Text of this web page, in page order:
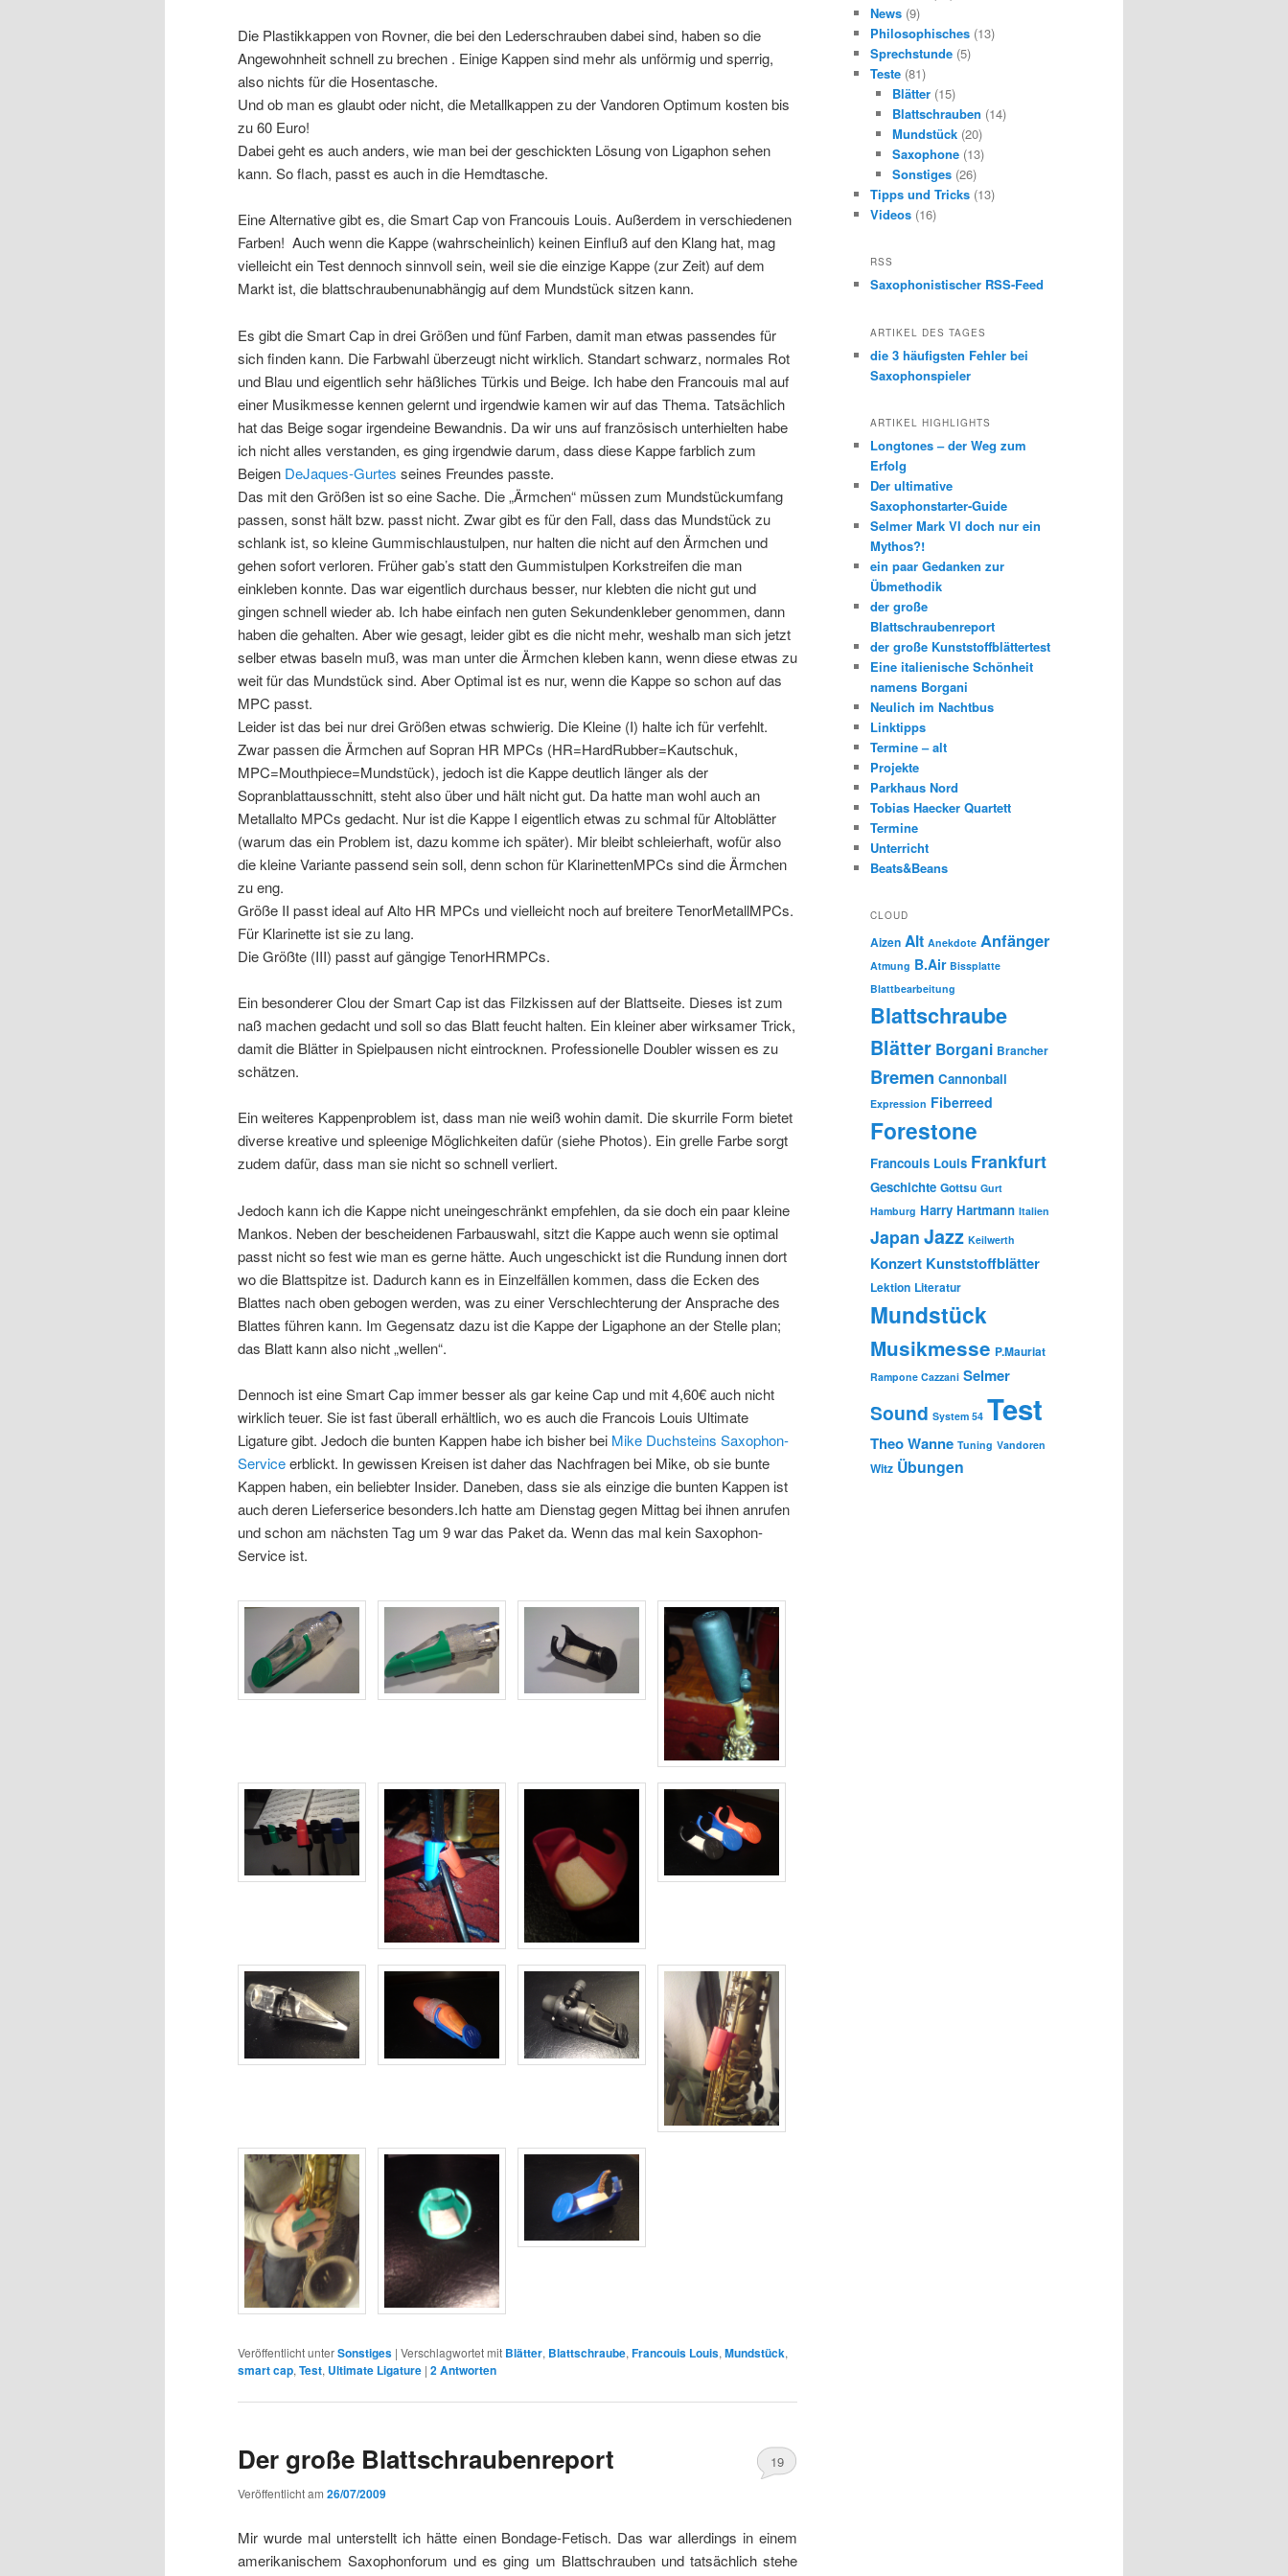
Die Plastikkappen von Rovner, die bei den Lederschrauben dabei sind, haben so die
Angewohnheit schnell zu brechen . Einige Kappen sind mehr als unförmig und sperrig,
also nichts für die Hosentasche.
Und ob man es glaubt oder nicht, die Metallkappen zu der Vandoren Optimum kosten bis
zu 60 Euro!
Dabei geht es auch anders, wie man bei der geschickten Lösung von Ligaphon sehen
kann. So flach, passt es auch in die Hemdtasche.
Eine Alternative gibt es, die Smart Cap von Francouis Louis. Außerdem in verschiedenen
Farben! Auch wenn die Kappe (wahrscheinlich) keinen Einfluß auf den Klang hat, mag
vielleicht ein Test dennoch sinnvoll sein, weil sie die einzige Kappe (zur Zeit) auf dem
Markt ist, die blattschraubenunabhängig auf dem Mundstück sitzen kann.
Es gibt die Smart Cap in drei Größen und fünf Farben, damit man etwas passendes für
sich finden kann. Die Farbwahl überzeugt nicht wirklich. Standart schwarz, normales Rot
und Blau und eigentlich sehr häßliches Türkis und Beige. Ich habe den Francouis mal auf
einer Musikmesse kennen gelernt und irgendwie kamen wir auf das Thema. Tatsächlich
hat das Beige sogar irgendeine Bewandnis. Da wir uns auf französisch unterhielten habe
ich nicht alles verstanden, es ging irgendwie darum, dass diese Kappe farblich zum
Beigen DeJaques-Gurtes seines Freundes passte.
Das mit den Größen ist so eine Sache. Die „Ärmchen“ müssen zum Mundstückumfang
passen, sonst hält bzw. passt nicht. Zwar gibt es für den Fall, dass das Mundstück zu
schlank ist, so kleine Gummischlaustulpen, nur halten die nicht auf den Ärmchen und
gehen sofort verloren. Früher gab’s statt den Gummistulpen Korkstreifen die man
einkleben konnte. Das war eigentlich durchaus besser, nur klebten die nicht gut und
gingen schnell wieder ab. Ich habe einfach nen guten Sekundenkleber genommen, dann
haben die gehalten. Aber wie gesagt, leider gibt es die nicht mehr, weshalb man sich jetzt
selber etwas baseln muß, was man unter die Ärmchen kleben kann, wenn diese etwas zu
weit für das Mundstück sind. Aber Optimal ist es nur, wenn die Kappe so schon auf das
MPC passt.
Leider ist das bei nur drei Größen etwas schwierig. Die Kleine (I) halte ich für verfehlt.
Zwar passen die Ärmchen auf Sopran HR MPCs (HR=HardRubber=Kautschuk,
MPC=Mouthpiece=Mundstück), jedoch ist die Kappe deutlich länger als der
Sopranblattausschnitt, steht also über und hält nicht gut. Da hatte man wohl auch an
Metallalto MPCs gedacht. Nur ist die Kappe I eigentlich etwas zu schmal für Altoblätter
(warum das ein Problem ist, dazu komme ich später). Mir bleibt schleierhaft, wofür also
die kleine Variante passend sein soll, denn schon für KlarinettenMPCs sind die Ärmchen
zu eng.
Größe II passt ideal auf Alto HR MPCs und vielleicht noch auf breitere TenorMetallMPCs.
Für Klarinette ist sie zu lang.
Die Größte (III) passt auf gängige TenorHRMPCs.
Ein besonderer Clou der Smart Cap ist das Filzkissen auf der Blattseite. Dieses ist zum
naß machen gedacht und soll so das Blatt feucht halten. Ein kleiner aber wirksamer Trick,
damit die Blätter in Spielpausen nicht eintrocknen. Professionelle Doubler wissen es zu
schätzen.
Ein weiteres Kappenproblem ist, dass man nie weiß wohin damit. Die skurrile Form bietet
diverse kreative und spleenige Möglichkeiten dafür (siehe Photos). Ein grelle Farbe sorgt
zudem dafür, dass man sie nicht so schnell verliert.
Jedoch kann ich die Kappe nicht uneingeschränkt empfehlen, da sie doch ein paar kleine
Mankos. Neben der bescheidenen Farbauswahl, sitzt die Kappe auch wenn sie optimal
passt nicht so fest wie man es gerne hätte. Auch ungeschickt ist die Rundung innen dort
wo die Blattspitze ist. Dadurch kann es in Einzelfällen kommen, dass die Ecken des
Blattes nach oben gebogen werden, was zu einer Verschlechterung der Ansprache des
Blattes führen kann. Im Gegensatz dazu ist die Kappe der Ligaphone an der Stelle plan;
das Blatt kann also nicht „wellen“.
Dennoch ist eine Smart Cap immer besser als gar keine Cap und mit 4,60€ auch nicht
wirklich teuer. Sie ist fast überall erhältlich, wo es auch die Francois Louis Ultimate
Ligature gibt. Jedoch die bunten Kappen habe ich bisher bei Mike Duchsteins Saxophon-
Serviceerblickt. In gewissen Kreisen ist daher das Nachfragen bei Mike, ob sie bunte
Kappen haben, ein beliebter Insider. Daneben, dass sie als einzige die bunten Kappen ist
auch deren Lieferserice besonders.Ich hatte am Dienstag gegen Mittag bei ihnen anrufen
und schon am nächsten Tag um 9 war das Paket da. Wenn das mal kein Saxophon-
Service ist.
Veröffentlicht unterSonstiges | Verschlagwortet mit Blätter, Blattschraube, Francouis Louis, Mundstück,
smart cap, Test, Ultimate Ligature | 2Antworten
Der große Blattschraubenreport
Veröffentlicht am 26/07/2009
19
Mir wurde mal unterstellt ich hätte einen Bondage-Fetisch. Das war allerdings in einem
amerikanischem Saxophonforum und es ging um Blattschrauben und tatsächlich stehe
News (9)
Philosophisches (13)
Sprechstunde (5)
Teste (81)
Blätter(15)
Blattschrauben (14)
Mundstück(20)
Saxophone(13)
Sonstiges(26)
Tipps und Tricks (13)
Videos (16)
RSS
Saxophonistischer RSS-Feed
ARTIKEL DES TAGES
die 3 häufigsten Fehler bei
Saxophonspieler
ARTIKEL HIGHLIGHTS
Longtones – der Weg zum
Erfolg
Der ultimative
Saxophonstarter-Guide
Selmer Mark VI doch nur ein
Mythos?!
ein paar Gedanken zur
Übmethodik
der große
Blattschraubenreport
der große Kunststoffblättertest
Eine italienische Schönheit
namens Borgani
Neulich im Nachtbus
Linktipps
Termine – alt
Projekte
Parkhaus Nord
Tobias Haecker Quartett
Termine
Unterricht
Beats&Beans
CLOUD
Aizen Alt Anekdote Anfänger
Atmung B.Air Bissplatte
Blattbearbeitung
Blattschraube
Blätter Borgani Brancher
Bremen Cannonball
Expression Fiberreed
Forestone
Francouis Louis Frankfurt
Geschichte Gottsu Gurt
Hamburg Harry Hartmann Italien
Japan Jazz Keilwerth
Konzert Kunststoffblätter
Lektion Literatur
Mundstück
Musikmesse P.Mauriat
Rampone Cazzani Selmer
Sound System 54 Test
Theo Wanne Tuning Vandoren
Witz Übungen